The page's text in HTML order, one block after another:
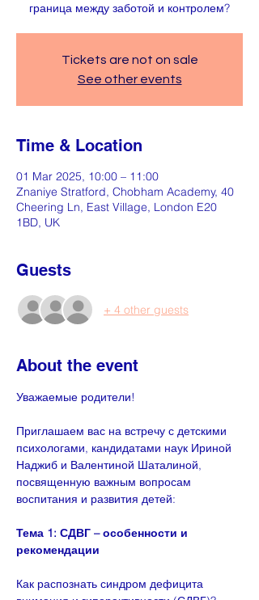
граница между заботой и контролем?
Tickets are not on sale
See other events
Time & Location
01 Mar 2025, 10:00 – 11:00
Znaniye Stratford, Chobham Academy, 40
Cheering Ln, East Village, London E20
1BD, UK
Guests
+ 4 other guests
About the event
Уважаемые родители!
Приглашаем вас на встречу с детскими
психологами, кандидатами наук Ириной
Наджиб и Валентиной Шаталиной,
посвященную важным вопросам
воспитания и развития детей:
Тема 1: СДВГ – особенности и
рекомендации
Как распознать синдром дефицита